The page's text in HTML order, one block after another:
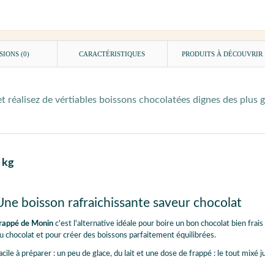
(0) CARACTÉRISTIQUES PRODUITS À DÉCOUVRIR
de vértiables boissons chocolatées dignes des plus
kg
boisson rafraichissante saveur chocolat
de Monin c'est l'alternative idéale pour boire un bon chocolat bien
chocolat et pour créer des boissons parfaitement équilibrées.
à préparer : un peu de glace, du lait et une dose de frappé : le tout mixé